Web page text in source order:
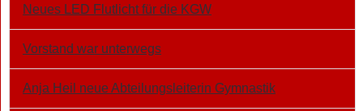
Neues LED Flutlicht für die KGW
Vorstand war unterwegs
Anja Heil neue Abteilungsleiterin Gymnastik